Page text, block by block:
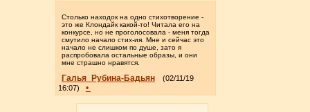
Столько находок на одно стихотворение -
это же Клондайк какой-то! Читала его на
конкурсе, но не проголосовала - меня тогда
смутило начало стих-ия. Мне и сейчас это
начало не слишком по душе, зато я
распробовала остальные образы, и они
мне страшно нравятся.
Галья_Рубина-Бадьян
(02/11/19
16:07)
•